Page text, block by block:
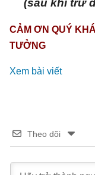
(sau khi trừ
CẢM ƠN QUÝ
TƯỞNG
Xem bài viết
Theo dõi